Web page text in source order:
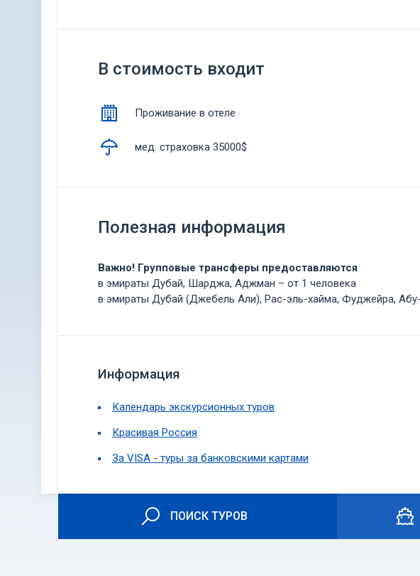
В стоимость входит
Проживание в отеле
мед. страховка 35000$
Полезная информация
Важно! Групповые трансферы предоставляются
в эмираты Дубай, Шарджа, Аджман – от 1 человека
в эмираты Дубай (Джебель Али), Рас-эль-хайма, Фуджейра,
Информация
Календарь экскурсионных туров
Красивая Россия
За VISA - туры за банковскими картами
ПОИСК ТУРОВ